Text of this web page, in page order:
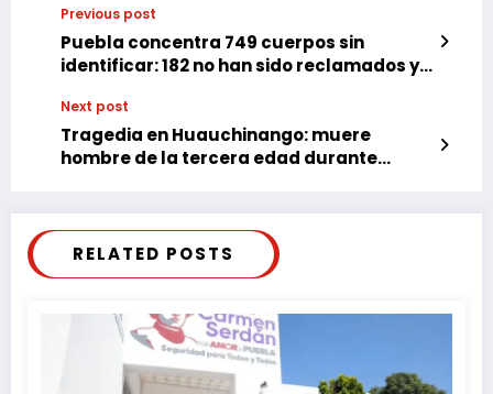
Previous post
Puebla concentra 749 cuerpos sin
identificar: 182 no han sido reclamados y
Next post
Tragedia en Huauchinango: muere
hombre de la tercera edad durante
RELATED POSTS